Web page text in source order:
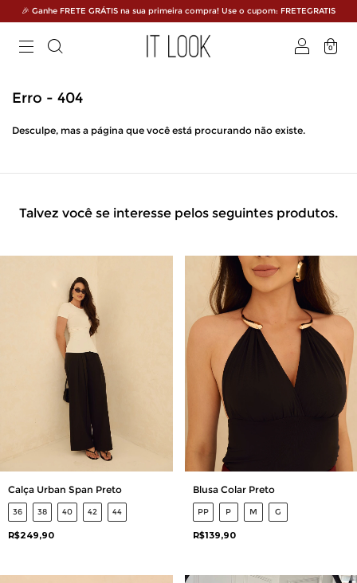
🎉 Ganhe FRETE GRÁTIS na sua primeira compra! Use o cupom: FRETEGRATIS
0
Erro - 404
Desculpe, mas a página que você está procurando não existe.
Talvez você se interesse pelos seguintes produtos.
Calça Urban Span Preto
36 38 40 42 44
R$249,90
Blusa Colar Preto
PP P M G
R$139,90